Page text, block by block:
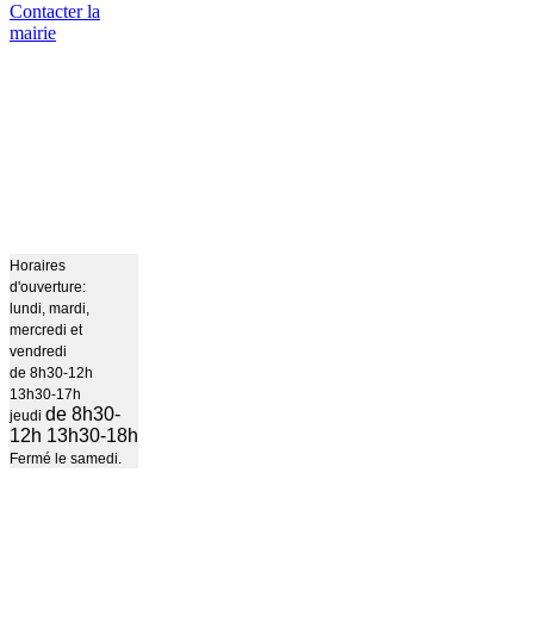
Contacter la
mairie
Horaires
d'ouverture:
lundi, mardi,
mercredi et
vendredi
de 8h30-12h
13h30-17h
jeudi de 8h30-
12h 13h30-18h
Fermé le samedi.